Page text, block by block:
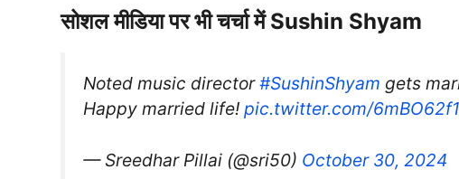
सोशल मीडिया पर भी चर्चा में Sushin Shyam
Noted music director#SushinShyam gets
Happy married life! pic.twitter.com/
— Sreedhar Pillai (@sri50) October 30, 2024